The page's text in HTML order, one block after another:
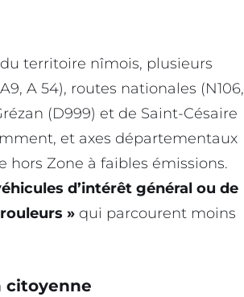
territoire nîmois, plusieurs
A 54), routes nationales (N106,
(D999) et de Saint-Césaire
et axes départementaux
Zone à faibles émissions.
d’intérêt général ou de
» qui parcourent moins
citoyenne